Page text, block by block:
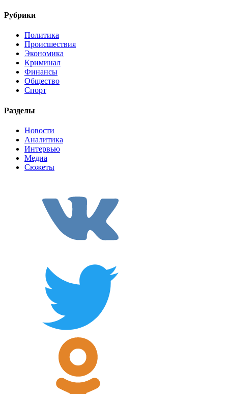
Рубрики
Политика
Происшествия
Экономика
Криминал
Финансы
Общество
Спорт
Разделы
Новости
Аналитика
Интервью
Медиа
Сюжеты